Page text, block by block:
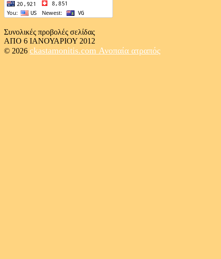
Συνολικές προβολές σελίδας
ΑΠΟ 6 ΙΑΝΟΥΑΡΙΟΥ 2012
© 2026 ckastamonitis.com Ανοπαία ατραπός